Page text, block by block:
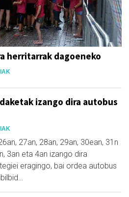
herritarrak dagoeneko
izango dira autobus
27an, 28an, 29an, 30ean, 31n
3an eta 4an izango dira
eragingo, bai ordea autobus